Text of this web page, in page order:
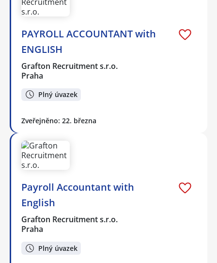
PAYROLL ACCOUNTANT with
ENGLISH
Grafton Recruitment s.r.o.
Praha
Plný úvazek
Zveřejněno: 22. března
Payroll Accountant with
English
Grafton Recruitment s.r.o.
Praha
Plný úvazek